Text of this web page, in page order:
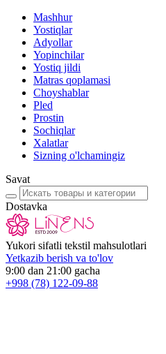
Mashhur
Yostiqlar
Adyollar
Yopinchilar
Yostiq jildi
Matras qoplamasi
Choyshablar
Pled
Prostin
Sochiqlar
Xalatlar
Sizning o'lchamingiz
Savat
Dostavka
Yukori sifatli tekstil mahsulotlari
Yetkazib berish va to'lov
9:00 dan 21:00 gacha
+998 (78) 122-09-88